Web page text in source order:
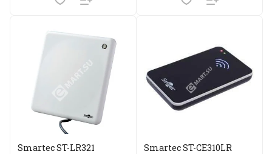
Smartec ST-LR321
Smartec ST-CE310LR